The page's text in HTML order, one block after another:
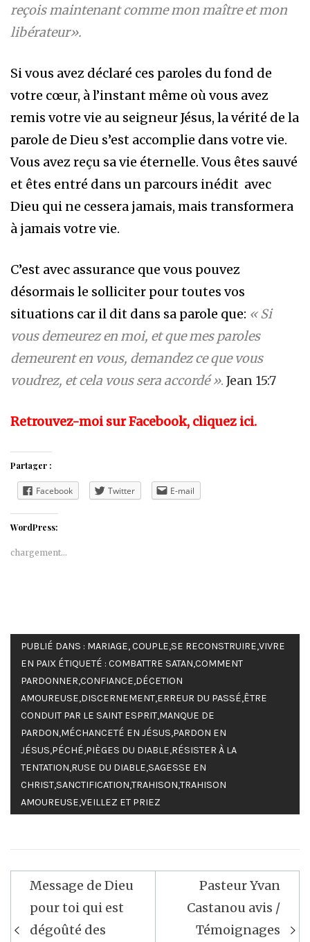
reçois maintenant comme mon maître et mon
libérateur».
Si vous avez déclaré ces paroles du fond de
votre cœur, à l’instant même où vous avez
remis votre vie au seigneur Jésus, la vérité de la
parole de Dieu s’est accomplie dans votre vie.
Vous avez reçu sa vie éternelle. Vous êtes sauvé
et êtes entré dans un parcours inédit avec
Dieu qui ne cessera jamais, mais transformera
à jamais votre vie.
C’est avec assurance que vous pouvez
désormais le solliciter pour toutes vos
situations car il dit dans sa parole que: « Si
vous demeurez en moi, et que mes paroles
demeurent en vous, demandez ce que vous
voudrez, et cela vous sera accordé ». Jean 15:7
Retrouvez-moi sur Facebook, cliquez ici.
Partager :
Facebook Twitter E-mail
WordPress:
chargement…
PUBLIÉ DANS : MARIAGE, COUPLE,SE RECONSTRUIRE,VIVRE
EN PAIX ÉTIQUETÉ : COMBATTRE SATAN,COMMENT
PARDONNER,CONFIANCE,DÉCETION
AMOUREUSE,DISCERNEMENT,ERREUR DU PASSÉ,ÊTRE
CONDUIT PAR LE SAINT ESPRIT,MANQUE DE
PARDON,MÉCHANCETÉ EN JÉSUS,PARDON EN
JÉSUS,PÉCHÉ,PIÈGES DU DIABLE,RÉSISTER À LA
TENTATION,RUSE DU DIABLE,SAGESSE EN
CHRIST,SANCTIFICATION,TRAHISON,TRAHISON
AMOUREUSE,VEILLEZ ET PRIEZ
Navigation
de
l’article
Message de Dieu
pour toi qui est
dégoûté des
Pasteur Yvan
Castanou avis /
Témoignages